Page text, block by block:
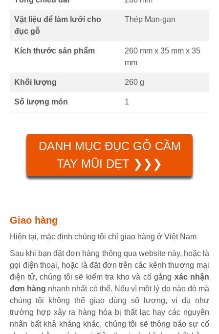
Vật liệu để làm lưỡi cho
đục gỗ
Thép Man-gan
Kích thước sản phẩm 260 mm x 35 mm x 35
mm
Khối lượng 260 g
Số lượng món 1
DANH MỤC ĐỤC GỖ CẦM
TAY MŨI DẸT ❯❯❯
Giao hàng
Hiện tại, mặc định chúng tôi chỉ giao hàng ở Việt Nam
Sau khi bạn đặt đơn hàng thông qua website này, hoặc là
gọi điện thoại, hoặc là đặt đơn trên các kênh thương mại
điện tử, chúng tôi sẽ kiểm tra kho và cố gắng xác nhận
đơn hàng nhanh nhất có thể. Nếu vì một lý do nào đó mà
chúng tôi không thể giao đúng số lượng, ví dụ như
trường hợp xảy ra hàng hóa bị thất lạc hay các nguyên
nhân bất khả kháng khác, chúng tôi sẽ thông báo sự cố